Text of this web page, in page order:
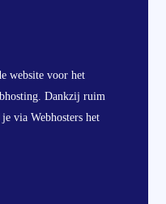
website voor het
Dankzij ruim
via Webhosters het